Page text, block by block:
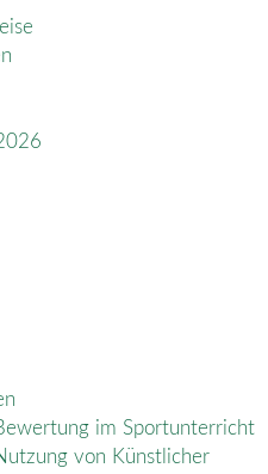
im Sportunterricht
von Künstlicher